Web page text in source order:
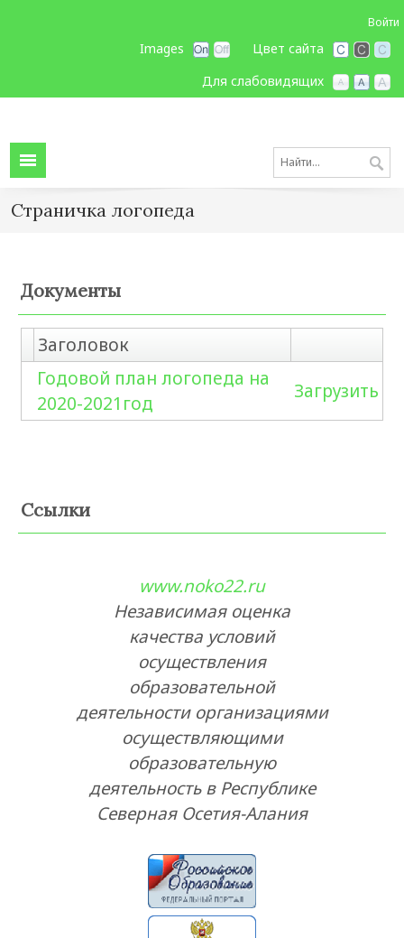
Войти
Цвет сайта
Images
Для слабовидящих
Страничка логопеда
Документы
Заголовок
Годовой план логопеда на
2020-2021год
Загрузить
Ссылки
www.noko22.ru
Независимая оценка
качества условий
осуществления
образовательной
деятельности организациями
осуществляющими
образовательную
деятельность в Республике
Северная Осетия-Алания